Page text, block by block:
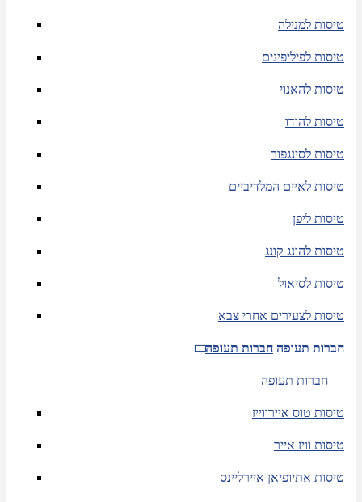
טיסות למנילה
טיסות לפיליפינים
טיסות להאנוי
טיסות להודו
טיסות לסינגפור
טיסות לאיים המלדיביים
טיסות ליפן
טיסות להונג קונג
טיסות לסיאול
טיסות לצעירים אחרי צבא
חברות תעופה חברות תעופה
חברות תעופה
טיסות טוס איירווייז
טיסות וויז אייר
טיסות אתיופיאן איירליינס